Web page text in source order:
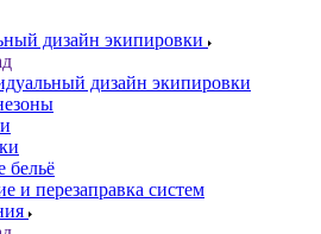
дизайн экипировки
дизайн экипировки
бельё
и перезаправка систем